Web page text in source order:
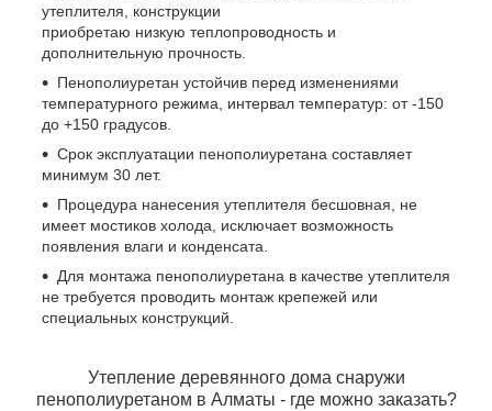
утеплителя, конструкции
приобретаю низкую теплопроводность и
дополнительную прочность.
Пенополиуретан устойчив перед изменениями
температурного режима, интервал температур: от -150
до +150 градусов.
Срок эксплуатации пенополиуретана составляет
минимум 30 лет.
Процедура нанесения утеплителя бесшовная, не
имеет мостиков холода, исключает возможность
появления влаги и конденсата.
Для монтажа пенополиуретана в качестве утеплителя
не требуется проводить монтаж крепежей или
специальных конструкций.
Утепление деревянного дома снаружи
пенополиуретаном в Алматы - где можно заказать?